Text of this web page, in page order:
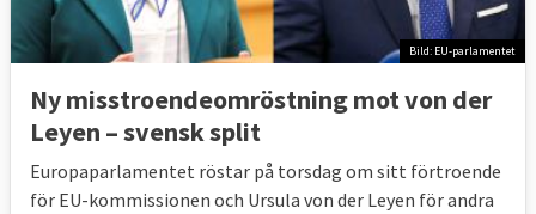
Bild: EU-parlamentet
Ny misstroendeomröstning mot von der
Leyen – svensk split
Europaparlamentet röstar på torsdag om sitt förtroende
för EU-kommissionen och Ursula von der Leyen för andra